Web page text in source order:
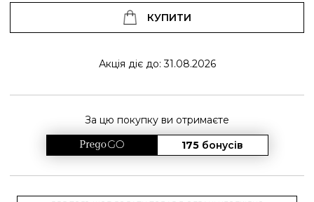
КУПИТИ
Акція діє до: 31.08.2026
За цю покупку ви отримаєте
175 бонусів